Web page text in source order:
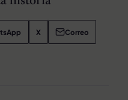
X Correo